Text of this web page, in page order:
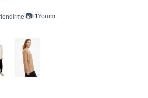
📷•1Yorum